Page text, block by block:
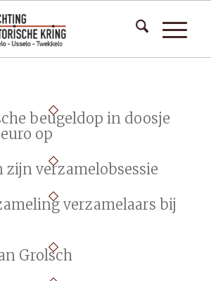
beugeldop in doosje
op
verzamelobsessie
verzamelaars bij
Grolsch